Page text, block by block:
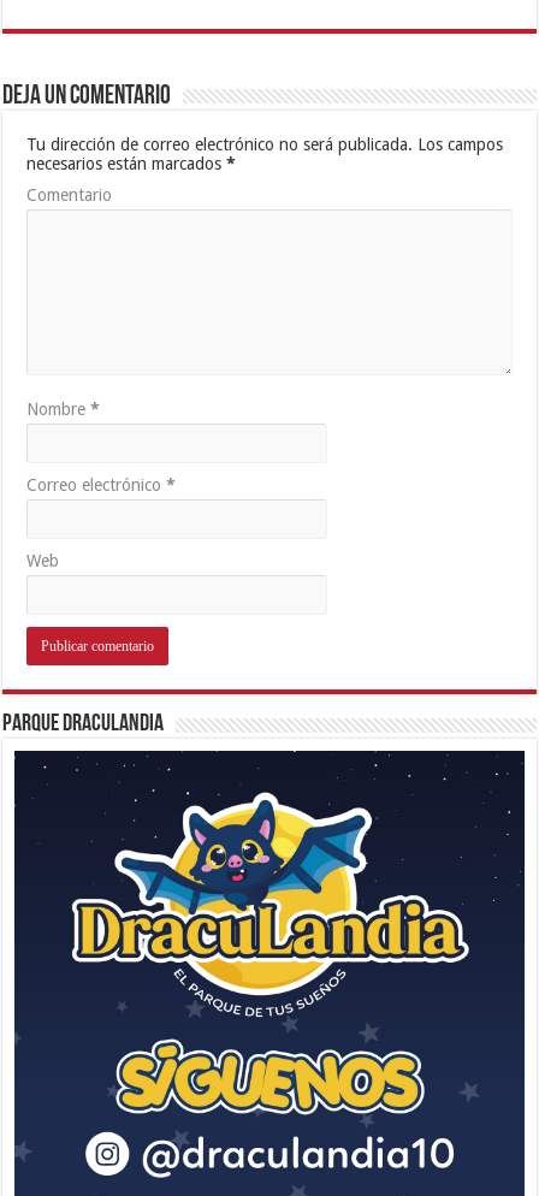
Deja un comentario
Tu dirección de correo electrónico no será publicada. Los campos
necesarios están marcados*
Comentario
Nombre*
Correo electrónico*
Web
Parque Draculandia